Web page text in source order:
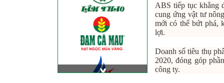
ABS tiếp tục khẳng
cung ứng vật tư
mới có thể bứt phá,
lợi.
Doanh số tiêu thụ
2020, đóng góp
công ty.